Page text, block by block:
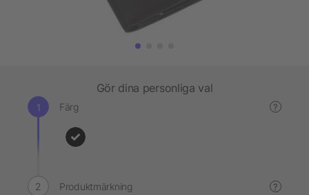
Gör dina personliga val
Färg ?
Produktmärkning ?